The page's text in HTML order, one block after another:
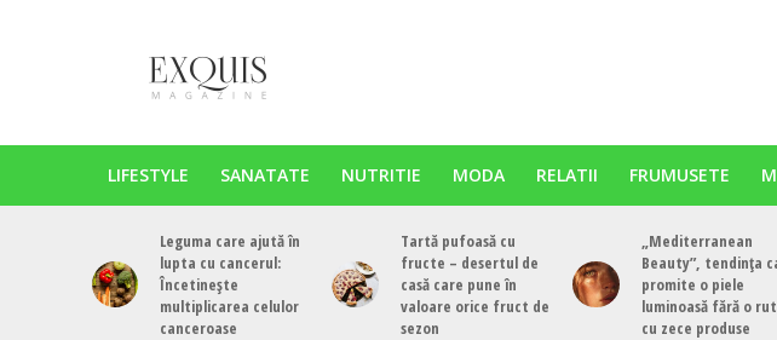
LIFESTYLE SANATATE NUTRITIE MODA RELATII FRUMUSETE
Leguma care ajută în
lupta cu cancerul:
Încetinește
multiplicarea celulor
canceroase
Tartă pufoasă cu
fructe – desertul de
casă care pune în
valoare orice fruct de
sezon
„Mediterranean
Beauty”, tendința
promite o piele
luminoasă fără o
cu zece produse